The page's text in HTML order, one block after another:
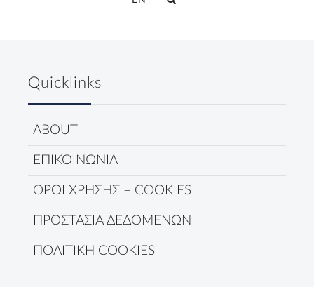
Quicklinks
ABOUT
ΕΠΙΚΟΙΝΩΝΙΑ
ΟΡΟΙ ΧΡΗΣΗΣ – COOKIES
ΠΡΟΣΤΑΣΙΑ ΔΕΔΟΜΕΝΩΝ
ΠΟΛΙΤΙΚΗ COOKIES